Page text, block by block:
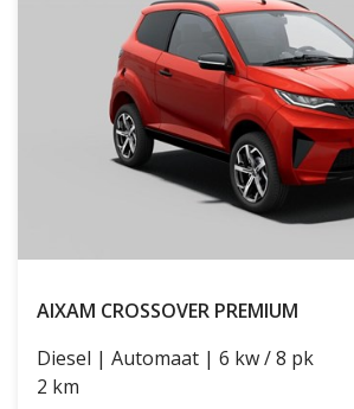
AIXAM CROSSOVER PREMIUM
Diesel
Automaat
6 kw / 8 pk
2 km